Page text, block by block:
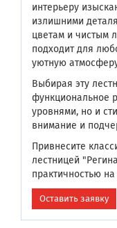
интерьеру
излишними
цветам и чистым
подходит для
уютную
Выбирая эту
функциональное
уровнями, но и
внимание и
Привнесите
лестницей
практичностью
Оставить заявку